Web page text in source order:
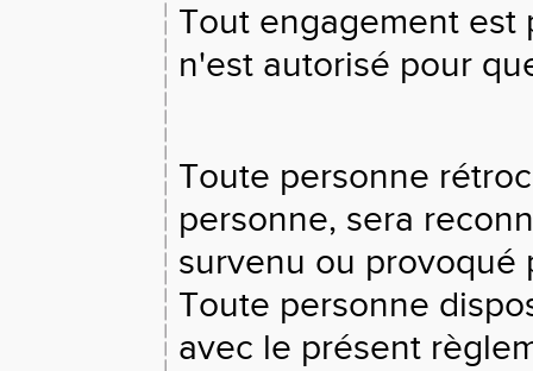
Tout engagement
n'est autorisé pour
Toute personne
personne, sera
survenu ou provoqué
Toute personne
avec le présent